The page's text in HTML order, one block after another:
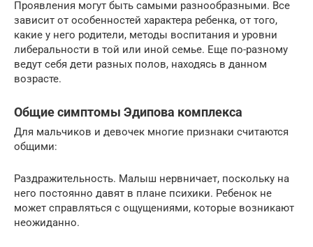
Проявления могут быть самыми разнообразными. Все
зависит от особенностей характера ребенка, от того,
какие у него родители, методы воспитания и уровни
либеральности в той или иной семье. Еще по-разному
ведут себя дети разных полов, находясь в данном
возрасте.
Общие симптомы Эдипова комплекса
Для мальчиков и девочек многие признаки считаются
общими:
Раздражительность. Малыш нервничает, поскольку на
него постоянно давят в плане психики. Ребенок не
может справляться с ощущениями, которые возникают
неожиданно.